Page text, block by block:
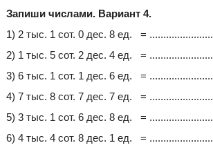
Запиши числами. Вариант 4.
1) 2 тыс. 1 сот. 0 дес. 8 ед. = .......................
2) 1 тыс. 5 сот. 2 дес. 4 ед. = .......................
3) 6 тыс. 1 сот. 1 дес. 6 ед. = .......................
4) 7 тыс. 8 сот. 7 дес. 7 ед. = .......................
5) 3 тыс. 1 сот. 6 дес. 8 ед. = .......................
6) 4 тыс. 4 сот. 8 дес. 1 ед. = .......................